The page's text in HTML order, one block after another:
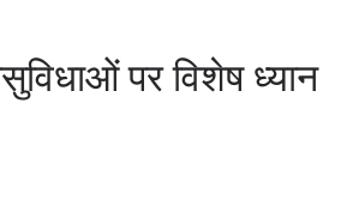
पर विशेष ध्यान